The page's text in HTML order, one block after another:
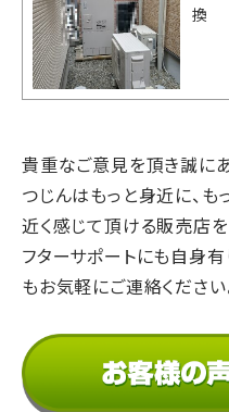
換
貴重なご意見を頂き誠に
つじんはもっと身近に、も
近く感じて頂ける販売店を
フターサポートにも自身有
もお気軽にご連絡ください